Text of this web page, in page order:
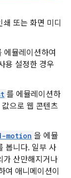
쇄 또는 화면 미디
에뮬레이션하여
용 설정한 경우
를 에뮬레이션하
으로 웹 콘텐츠
motion 을 에뮬
봅니다. 일부 사
가 산만해지거나
여 애니메이션이